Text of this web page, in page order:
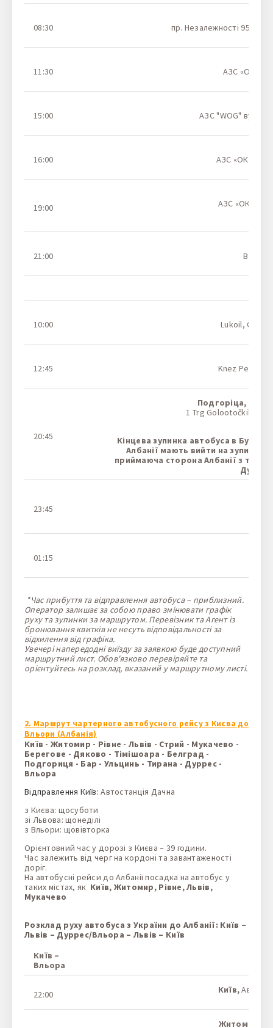
08:30
пр. Незалежності 95 (АЗС
11:30
АЗС «ОККО»,
15:00
АЗС "WOG" вул
16:00
АЗС «ОККО»,
19:00
АЗС «ОККО»,
21:00
Вул.
10:00
Lukoil, Calea
12:45
Knez Petrol,
20:45
Подгоріца,
1 Trg Golootočkih
Кінцева зупинка автобуса в
Албанії мають вийти на зупинці
приймаюча сторона Албанії з
23:45
01:15
*Час прибуття та відправлення автобуса – приблизний.
Оператор залишає за собою право змінювати графік
руху та зупинки за маршрутом. Перевізник та Агент із
бронювання квитків не несуть відповідальності за
відхилення від графіка.
Увечері напередодні виїзду за заявкою буде доступний
маршрутний лист. Обов'язково перевіряйте та
орієнтуйтесь на розклад, вказаний у маршрутному листі.
2. Маршрут чартерного автобусного рейсу з Києва до
Вльори (Албанія)
Київ - Житомир - Рівне - Львів - Стрий - Мукачево -
Берегове - Дяково - Тімішоара - Белград -
Подгориця - Бар - Ульцинь - Тирана - Дуррес -
Вльора
Відправлення Київ:Автостанція Дачна
з Києва: щосуботи
зі Львова: щонеділі
з Вльори: щовівторка
Орієнтовний час у дорозі з Києва – 39 години.
Час залежить від черг на кордоні та завантаженості
доріг.
На автобусні рейси до Албанії посадка на автобус у
таких містах, як Київ, Житомир, Рівне, Львів,
Мукачево
Розклад руху автобуса з України до Албанії: Київ –
Львів – Дуррес/Вльора – Львів – Київ
Київ –
Вльора
22:00 Київ,
Житомир,